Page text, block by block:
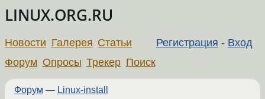
LINUX.ORG.RU
Регистрация - Вход
Новости Галерея Статьи
Форум Опросы Трекер Поиск
Форум — Linux-install